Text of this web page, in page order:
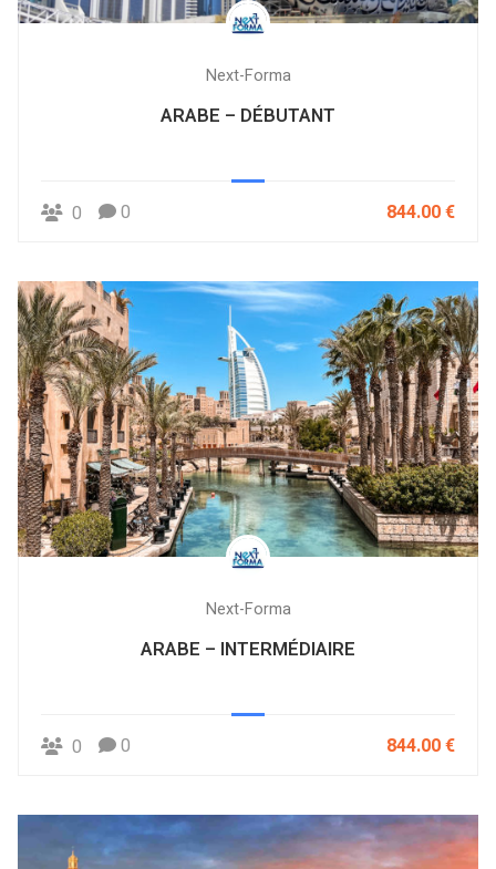
Next-Forma
ARABE – DÉBUTANT
0 0 844.00 €
Next-Forma
ARABE – INTERMÉDIAIRE
0 0 844.00 €